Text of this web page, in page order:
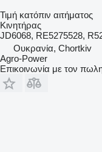
Τιμή κατόπιν αιτήματος
Κινητήρας
JD6068, RE5275528,
Ουκρανία, Chortkiv
Agro-Power
Επικοινωνία με τον